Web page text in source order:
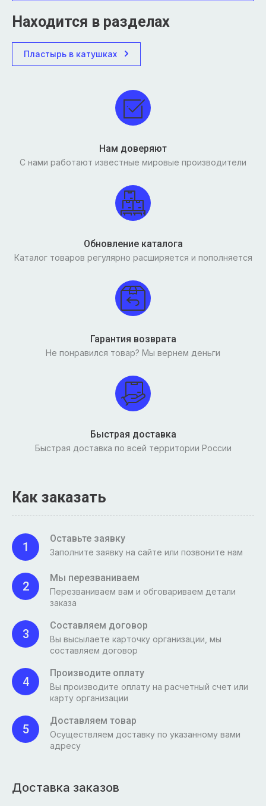
Находится в разделах
Пластырь в катушках
Нам доверяют
С нами работают известные мировые производители
Обновление каталога
Каталог товаров регулярно расширяется и пополняется
Гарантия возврата
Не понравился товар? Мы вернем деньги
Быстрая доставка
Быстрая доставка по всей территории России
Как заказать
1
Оставьте заявку
Заполните заявку на сайте или позвоните нам
2
Мы перезваниваем
Перезваниваем вам и обговариваем детали
заказа
3
Составляем договор
Вы высылаете карточку организации, мы
составляем договор
4
Производите оплату
Вы производите оплату на расчетный счет или
карту организации
5
Доставляем товар
Осуществляем доставку по указанному вами
адресу
Доставка заказов